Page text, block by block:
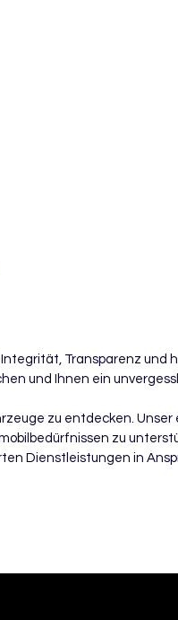
Transparenz und
und Ihnen ein
zu entdecken.
zu
Dienstleistungen in